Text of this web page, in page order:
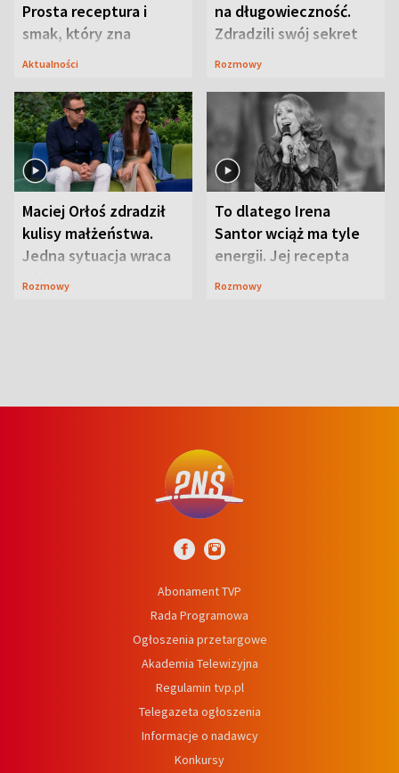
Prosta receptura i
smak, który zna
Lubelszczyzna
Aktualności
na długowieczność.
Zdradzili swój sekret
Rozmowy
Maciej Orłoś zdradził
kulisy małżeństwa.
Jedna sytuacja wraca
jak bumerang
Rozmowy
To dlatego Irena
Santor wciąż ma tyle
energii. Jej recepta
jest zaskakująco
Rozmowy
Abonament TVP
Rada Programowa
Ogłoszenia przetargowe
Akademia Telewizyjna
Regulamin tvp.pl
Telegazeta ogłoszenia
Informacje o nadawcy
Konkursy